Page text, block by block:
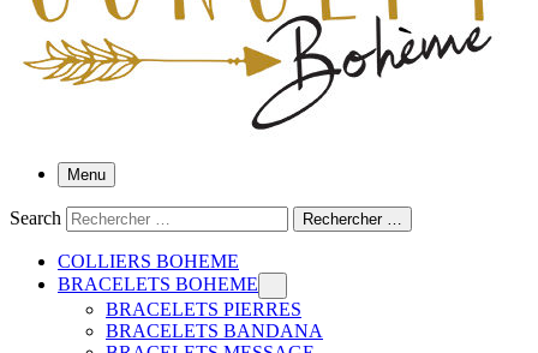
Menu
Search Rechercher …
COLLIERS BOHEME
BRACELETS BOHEME
BRACELETS PIERRES
BRACELETS BANDANA